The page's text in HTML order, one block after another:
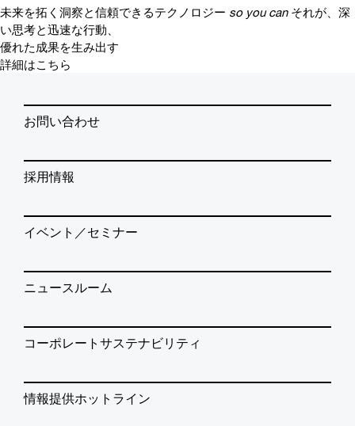
未来を拓く洞察と信頼できるテクノロジー so you can それが、深
い思考と迅速な行動、
優れた成果を生み出す
詳細はこちら
お問い合わせ
採用情報
イベント／セミナー
ニュースルーム
コーポレートサステナビリティ
情報提供ホットライン